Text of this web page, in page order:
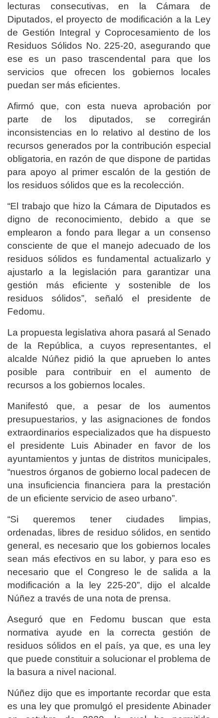
lecturas consecutivas, en la Cámara de
Diputados, el proyecto de modificación a la Ley
de Gestión Integral y Coprocesamiento de los
Residuos Sólidos No. 225-20, asegurando que
ese es un paso trascendental para que los
servicios que ofrecen los gobiernos locales
puedan ser más eficientes.
Afirmó que, con esta nueva aprobación por
parte de los diputados, se corregirán
inconsistencias en lo relativo al destino de los
recursos generados por la contribución especial
obligatoria, en razón de que dispone de partidas
para apoyo al primer escalón de la gestión de
los residuos sólidos que es la recolección.
“El trabajo que hizo la Cámara de Diputados es
digno de reconocimiento, debido a que se
emplearon a fondo para llegar a un consenso
consciente de que el manejo adecuado de los
residuos sólidos es fundamental actualizarlo y
ajustarlo a la legislación para garantizar una
gestión más eficiente y sostenible de los
residuos sólidos”, señaló el presidente de
Fedomu.
La propuesta legislativa ahora pasará al Senado
de la República, a cuyos representantes, el
alcalde Núñez pidió la que aprueben lo antes
posible para contribuir en el aumento de
recursos a los gobiernos locales.
Manifestó que, a pesar de los aumentos
presupuestarios, y las asignaciones de fondos
extraordinarios especializados que ha dispuesto
el presidente Luis Abinader en favor de los
ayuntamientos y juntas de distritos municipales,
“nuestros órganos de gobierno local padecen de
una insuficiencia financiera para la prestación
de un eficiente servicio de aseo urbano”.
“Si queremos tener ciudades limpias,
ordenadas, libres de residuo sólidos, en sentido
general, es necesario que los gobiernos locales
sean más efectivos en su labor, y para eso es
necesario que el Congreso le de salida a la
modificación a la ley 225-20”, dijo el alcalde
Núñez a través de una nota de prensa.
Aseguró que en Fedomu buscan que esta
normativa ayude en la correcta gestión de
residuos sólidos en el país, ya que, es una ley
que puede constituir a solucionar el problema de
la basura a nivel nacional.
Núñez dijo que es importante recordar que esta
es una ley que promulgó el presidente Abinader